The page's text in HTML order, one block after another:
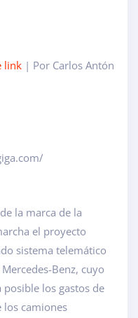
link | Por Carlos Antón
la marca de la
el proyecto
sistema telemático
Benz, cuyo
los gastos de
los camiones